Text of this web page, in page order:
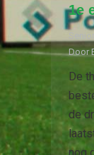
1e
Door
De
de
nog